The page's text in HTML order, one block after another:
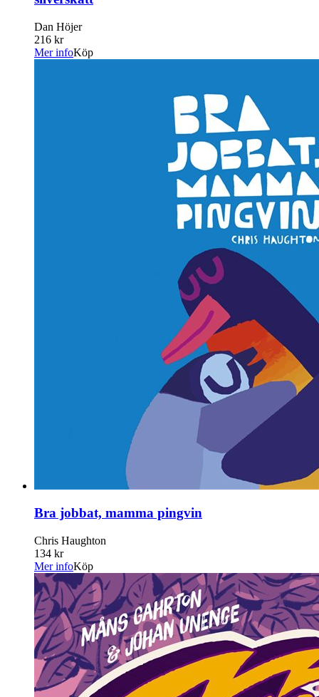
Dan Höjer
216 kr
Mer infoKöp
Bra jobbat, mamma pingvin
Chris Haughton
134 kr
Mer infoKöp